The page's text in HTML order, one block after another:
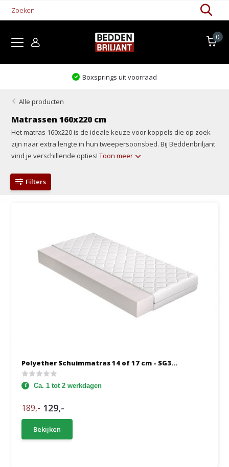
0
Boxsprings uit voorraad
Alle producten
Matrassen 160x220 cm
Het matras 160x220 is de ideale keuze voor koppels die op zoek
zijn naar extra lengte in hun tweepersoonsbed. Bij Beddenbriljant
vind je verschillende opties!Toon meer
Filters
Polyether Schuimmatras 14 of 17 cm - SG3...
Ca. 1 tot 2 werkdagen
189,- 129,-
Bekijken